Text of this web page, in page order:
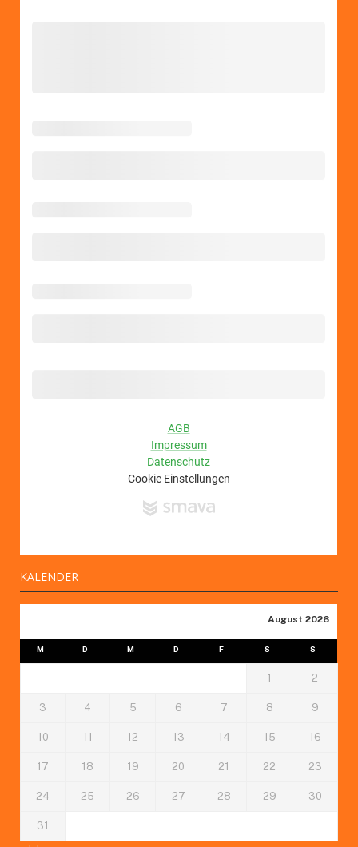
KALENDER
August 2026
M D M D F S S
1 2
3 4 5 6 7 8 9
10 11 12 13 14 15 16
17 18 19 20 21 22 23
24 25 26 27 28 29 30
31